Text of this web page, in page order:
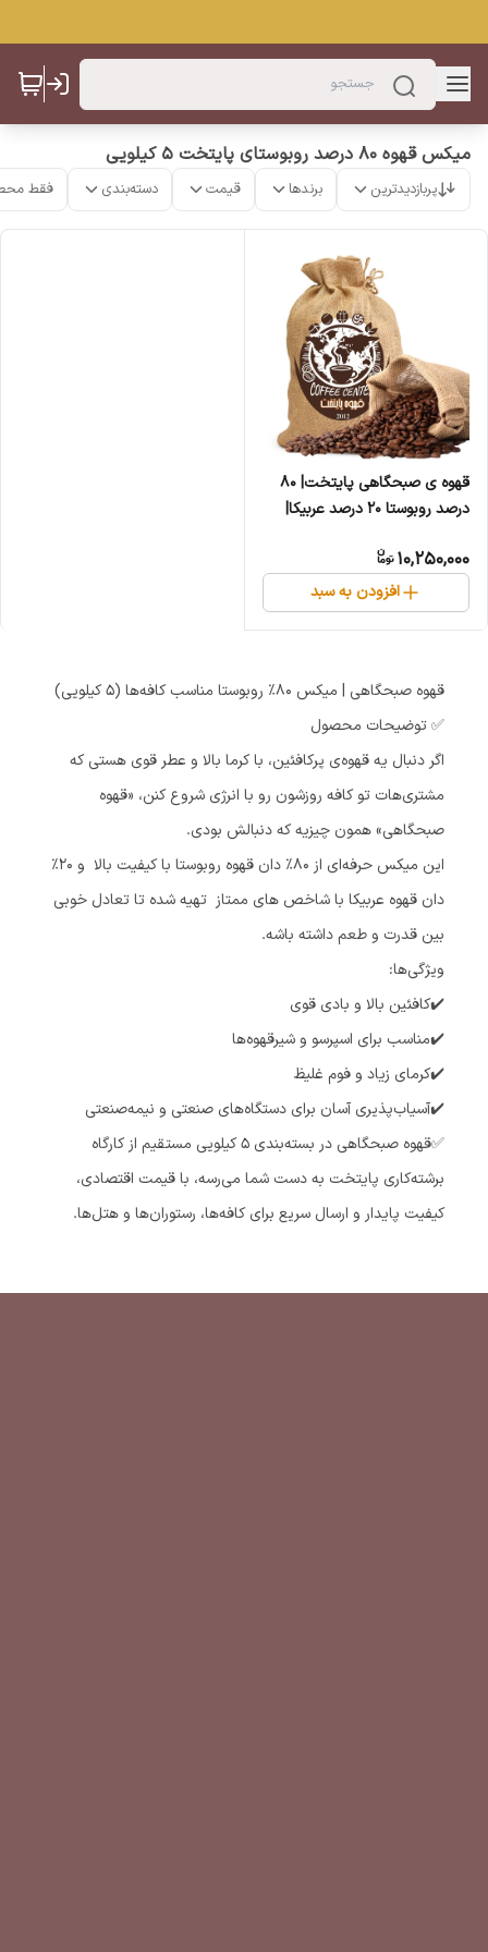
میکس قهوه 80 درصد روبوستای پایتخت 5 کیلویی
پربازدیدترین برندها قیمت دسته‌بندی فقط
قهوه ی صبحگاهی پایتخت| ۸۰
درصد روبوستا ۲۰ درصد عربیکا|
کیلویی
10,250,000
افزودن به سبد
قهوه صبحگاهی | میکس ۸۰٪ روبوستا مناسب کافه‌ها (۵ کیلویی)
✅ توضیحات محصول
اگر دنبال یه قهوه‌ی پرکافئین، با کرما بالا و عطر قوی هستی که
مشتری‌هات تو کافه روزشون رو با انرژی شروع کنن، «قهوه
صبحگاهی» همون چیزیه که دنبالش بودی.
این میکس حرفه‌ای از ۸۰٪ دان قهوه روبوستا با کیفیت بالا و ۲۰٪
دان قهوه عربیکا با شاخص های ممتاز تهیه شده تا تعادل خوبی
بین قدرت و طعم داشته باشه.
ویژگی‌ها:
✔️کافئین بالا و بادی قوی
✔️مناسب برای اسپرسو و شیر‌قهوه‌ها
✔️کرمای زیاد و فوم غلیظ
✔️آسیاب‌پذیری آسان برای دستگاه‌های صنعتی و نیمه‌صنعتی
✅️قهوه صبحگاهی در بسته‌بندی ۵ کیلویی مستقیم از کارگاه
برشته‌کاری پایتخت به دست شما می‌رسه، با قیمت اقتصادی،
کیفیت پایدار و ارسال سریع برای کافه‌ها، رستوران‌ها و هتل‌ها.